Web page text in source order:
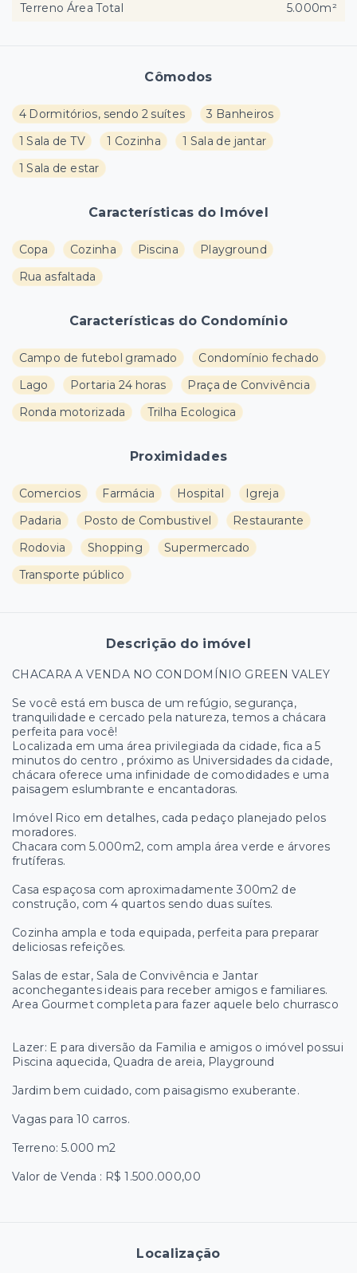
Cômodos
4 Dormitórios, sendo 2 suítes
3 Banheiros
1 Sala de TV
1 Cozinha
1 Sala de jantar
1 Sala de estar
Características do Imóvel
Copa Cozinha Piscina
Playground
Rua asfaltada
Características do Condomínio
Campo de futebol gramado
Condomínio fechado
Lago
Portaria 24 horas
Praça de Convivência
Ronda motorizada
Trilha Ecologica
Proximidades
Comercios Farmácia Hospital
Igreja
Padaria
Posto de Combustivel
Restaurante
Rodovia
Shopping
Supermercado
Transporte público
Descrição do imóvel
CHACARA A VENDA NO CONDOMÍNIO GREEN VALEY
Se você está em busca de um refúgio, segurança,
tranquilidade e cercado pela natureza, temos a chácara
perfeita para você!
Localizada em uma área privilegiada da cidade, fica a 5
minutos do centro , próximo as Universidades da cidade,
chácara oferece uma infinidade de comodidades e uma
paisagem eslumbrante e encantadoras.
Imóvel Rico em detalhes, cada pedaço planejado pelos
moradores.
Chacara com 5.000m2, com ampla área verde e árvores
frutíferas.
Casa espaçosa com aproximadamente 300m2 de
construção, com 4 quartos sendo duas suítes.
Cozinha ampla e toda equipada, perfeita para preparar
deliciosas refeições.
Salas de estar, Sala de Convivência e Jantar
aconchegantes ideais para receber amigos e familiares.
Area Gourmet completa para fazer aquele belo churrasco
Lazer: E para diversão da Familia e amigos o imóvel possui
Piscina aquecida, Quadra de areia, Playground
Jardim bem cuidado, com paisagismo exuberante.
Vagas para 10 carros.
Terreno: 5.000 m2
Valor de Venda : R$ 1.500.000,00
Localização
Terreno Área Total
5.000m²